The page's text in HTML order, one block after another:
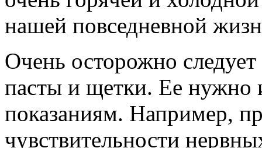
нашей повседневной
Очень осторожно
пасты и щетки. Ее нужно
показаниям. Например,
чувствительности